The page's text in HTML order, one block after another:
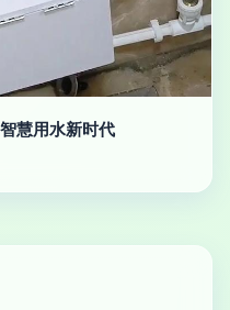
慧用水新时代